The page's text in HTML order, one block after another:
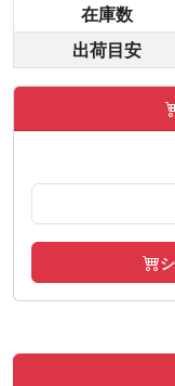
在庫数
出荷目安